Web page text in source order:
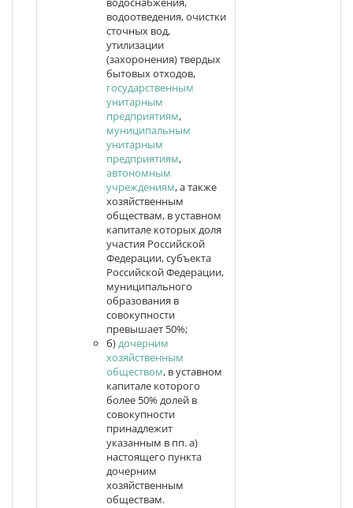
водоотведения, очистки
сточных вод,
утилизации
(захоронения) твердых
бытовых отходов,
государственным
унитарным
предприятиям,
муниципальным
унитарным
предприятиям,
автономным
учреждениям, а также
хозяйственным
обществам, в уставном
капитале которых доля
участия Российской
Федерации, субъекта
Российской Федерации,
муниципального
образования в
совокупности
превышает 50%;
б)дочерним
хозяйственным
обществом, в уставном
капитале которого
более 50% долей в
совокупности
принадлежит
указанным в пп. а)
настоящего пункта
дочерним
хозяйственным
обществам.